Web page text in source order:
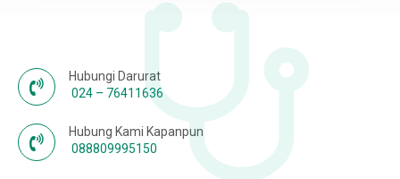
Hubungi Darurat
024 – 76411636
Hubung Kami Kapanpun
088809995150